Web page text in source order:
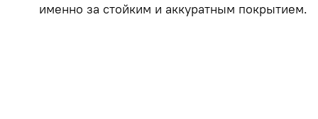
именно за стойким и аккуратным покрытием.